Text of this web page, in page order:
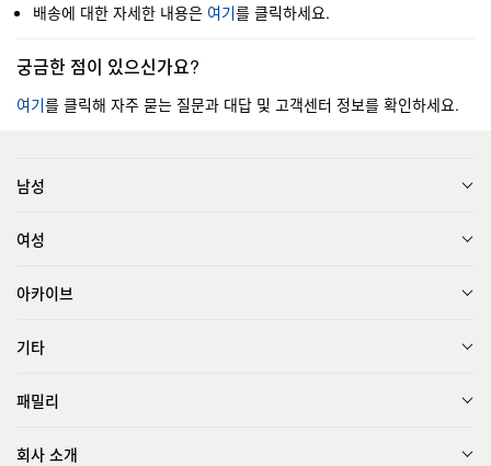
배송에 대한 자세한 내용은 여기를 클릭하세요.
궁금한 점이 있으신가요?
여기를 클릭해 자주 묻는 질문과 대답 및 고객센터 정보를 확인하세요.
남성
여성
아카이브
기타
패밀리
회사 소개